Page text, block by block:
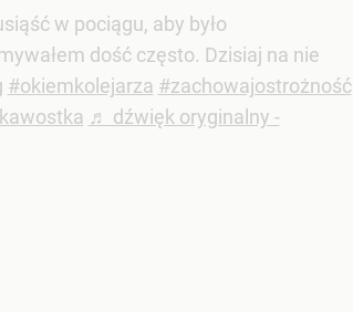
w pociągu, aby było
dość często. Dzisiaj na nie
#okiemkolejarza #zachowajostrożność
♬ dźwięk oryginalny -